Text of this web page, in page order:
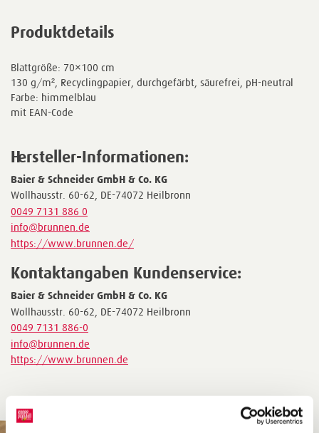
Produktdetails
Blattgröße: 70×100 cm
130 g/m², Recyclingpapier, durchgefärbt, säurefrei, pH-neutral
Farbe: himmelblau
mit EAN-Code
Hersteller-Informationen:
Baier & Schneider GmbH & Co. KG
Wollhausstr. 60-62, DE-74072 Heilbronn
0049 7131 886 0
info@brunnen.de
https://www.brunnen.de/
Kontaktangaben Kundenservice:
Baier & Schneider GmbH & Co. KG
Wollhausstr. 60-62, DE-74072 Heilbronn
0049 7131 886-0
info@brunnen.de
https://www.brunnen.de